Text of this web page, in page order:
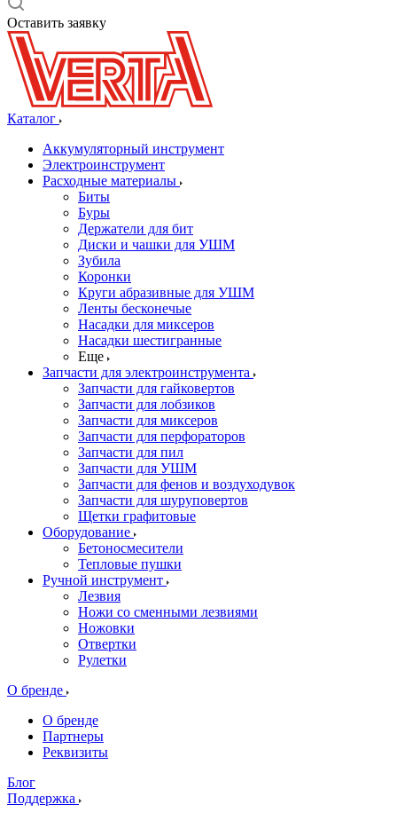
Оставить заявку
Каталог
Аккумуляторный инструмент
Электроинструмент
Расходные материалы
Биты
Буры
Держатели для бит
Диски и чашки для УШМ
Зубила
Коронки
Круги абразивные для УШМ
Ленты бесконечые
Насадки для миксеров
Насадки шестигранные
Еще
Запчасти для электроинструмента
Запчасти для гайковертов
Запчасти для лобзиков
Запчасти для миксеров
Запчасти для перфораторов
Запчасти для пил
Запчасти для УШМ
Запчасти для фенов и воздуходувок
Запчасти для шуруповертов
Щетки графитовые
Оборудование
Бетоносмесители
Тепловые пушки
Ручной инструмент
Лезвия
Ножи со сменными лезвиями
Ножовки
Отвертки
Рулетки
О бренде
О бренде
Партнеры
Реквизиты
Блог
Поддержка